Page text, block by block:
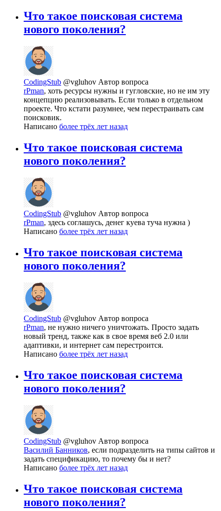
Что такое поисковая система
нового поколения?
CodingStub @vgluhov Автор вопроса
rPman, хоть ресурсы нужны и гугловские, но не им эту
концепцию реализовывать. Если только в отдельном
проекте. Что кстати разумнее, чем перестраивать сам
поисковик.
Написано более трёх лет назад
Что такое поисковая система
нового поколения?
CodingStub @vgluhov Автор вопроса
rPman, здесь соглашусь, денег куева туча нужна )
Написано более трёх лет назад
Что такое поисковая система
нового поколения?
CodingStub @vgluhov Автор вопроса
rPman, не нужно ничего уничтожать. Просто задать
новый тренд, также как в свое время веб 2.0 или
адаптивки, и интернет сам перестроится.
Написано более трёх лет назад
Что такое поисковая система
нового поколения?
CodingStub @vgluhov Автор вопроса
Василий Банников, если подразделить на типы сайтов и
задать спецификацию, то почему бы и нет?
Написано более трёх лет назад
Что такое поисковая система
нового поколения?